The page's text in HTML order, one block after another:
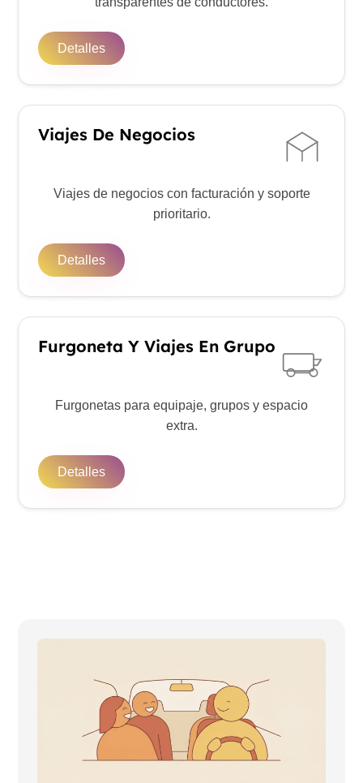
Detalles
Viajes De Negocios
Viajes de negocios con facturación y soporte
prioritario.
Detalles
Furgoneta Y Viajes En Grupo
Furgonetas para equipaje, grupos y espacio
extra.
Detalles